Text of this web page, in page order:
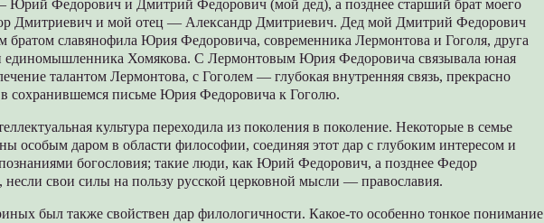
Юрий Федорович и Дмитрий Федорович (мой дед), а позднее старший брат моего
Дмитриевич и мой отец — Александр Дмитриевич. Дед мой Дмитрий Федорович
славянофила Юрия Федоровича, современника Лермонтова и Гоголя, друга
единомышленника Хомякова. С Лермонтовым Юрия Федоровича связывала юная
талантом Лермонтова, с Гоголем — глубокая внутренняя связь, прекрасно
сохранившемся письме Юрия Федоровича к Гоголю.
культура переходила из поколения в поколение. Некоторые в семье
особым даром в области философии, соединяя этот дар с глубоким интересом и
богословия; такие люди, как Юрий Федорович, а позднее Федор
свои силы на пользу русской церковной мысли — православия.
был также свойствен дар филологичности. Какое-то особенно тонкое понимание